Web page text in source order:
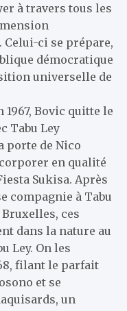
à travers tous les
ci se prépare,
démocratique
universelle de
1967, Bovic quitte le
Tabu Ley
porte de Nico
en qualité
Sukisa. Après
compagnie à Tabu
Bruxelles, ces
dans la nature au
Ley. On les
filant le parfait
et se
un